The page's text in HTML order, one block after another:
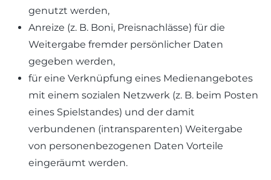
genutzt werden,
Anreize (z. B. Boni, Preisnachlässe) für die
Weitergabe fremder persönlicher Daten
gegeben werden,
für eine Verknüpfung eines Medienangebotes
mit einem sozialen Netzwerk (z. B. beim Posten
eines Spielstandes) und der damit
verbundenen (intransparenten) Weitergabe
von personenbezogenen Daten Vorteile
eingeräumt werden.